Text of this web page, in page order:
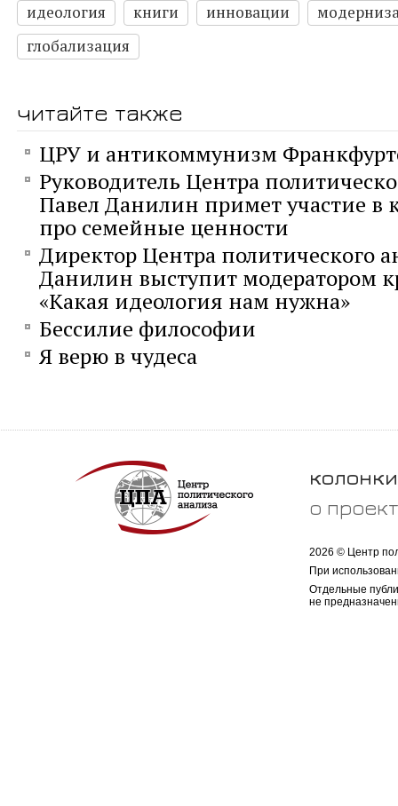
идеология книги инновации
глобализация
читайте также
ЦРУ и антикоммунизм
Руководитель Центра
Павел Данилин примет участие в
про семейные ценности
Директор Центра политического
Данилин выступит модератором
«Какая идеология нам нужна»
Бессилие философии
Я верю в чудеса
колонки
о
2026 © Центр
При
Отдельные
не